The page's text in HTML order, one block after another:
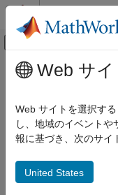
コンテンツへスキップ
オフキャン
ドキュメンテーションのホ
Aerospace Blockset
標準ワークフロー手順
運動方程式
メインコンテンツ
このページは機械翻
6DOF
6自由度の運動方程
Web サ
Web サイトを選択す
し、地域のイベント
報に基づき、次のサイ
United States